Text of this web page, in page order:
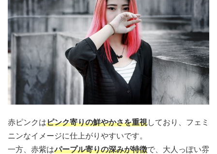
赤ピンクはピンク寄りの鮮やかさを重視しており、フェミ
ニンなイメージに仕上がりやすいです。
一方、赤紫はパープル寄りの深みが特徴で、大人っぽい雰